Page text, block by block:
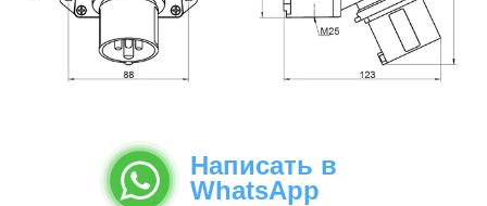
Написать в
WhatsApp